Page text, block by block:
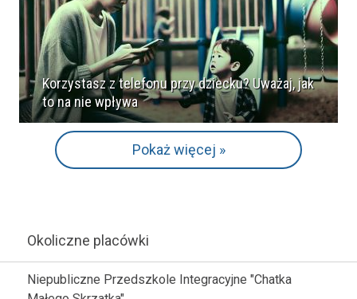
Korzystasz z telefonu przy dziecku? Uważaj, jak
to na nie wpływa
Pokaż więcej »
Okoliczne placówki
Niepubliczne Przedszkole Integracyjne "Chatka